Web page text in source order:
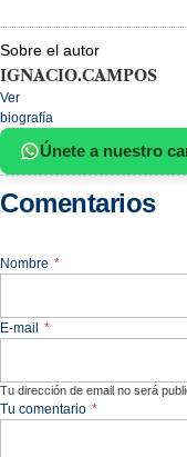
Sobre el autor
IGNACIO.CAMPOS
Ver
biografía
Únete a nuestro
Comentarios
Nombre *
E-mail *
Tu dirección de email no será
Tu comentario *